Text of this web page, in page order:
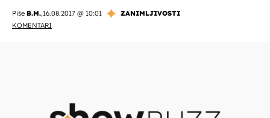
Piše B.M.,16.08.2017 @ 10:01
ZANIMLJIVOSTI
KOMENTARI